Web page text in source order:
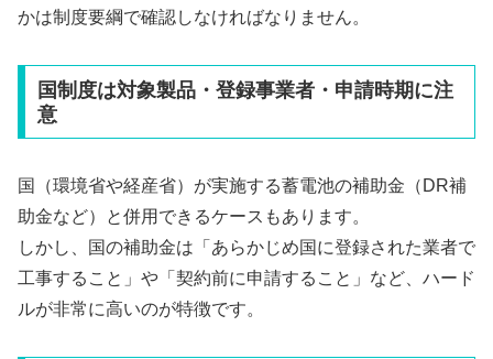
かは制度要綱で確認しなければなりません。
国制度は対象製品・登録事業者・申請時期に注
意
国（環境省や経産省）が実施する蓄電池の補助金（DR補
助金など）と併用できるケースもあります。
しかし、国の補助金は「あらかじめ国に登録された業者で
工事すること」や「契約前に申請すること」など、ハード
ルが非常に高いのが特徴です。